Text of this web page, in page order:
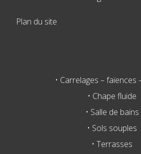
Plan du site
• Carrelages – faïences
• Chape fluide
• Salle de bains
• Sols souples
• Terrasses